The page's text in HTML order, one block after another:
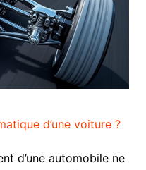
d’une voiture ?
d’une automobile ne